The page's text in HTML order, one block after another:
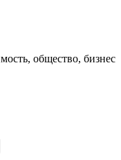
общество, бизнес